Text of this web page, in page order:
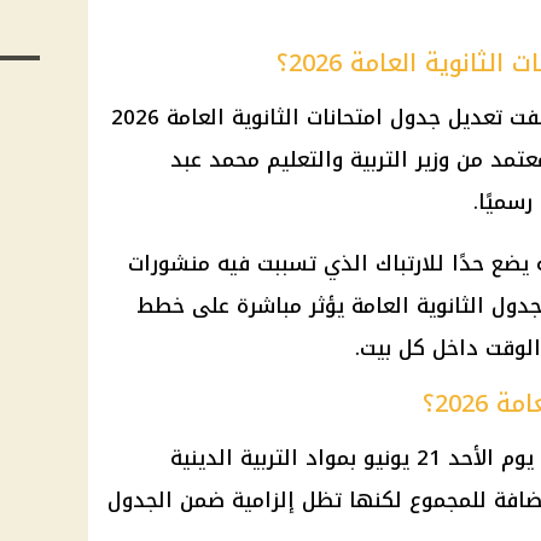
العامة 2026؟
تعديل جدول امتحانات الثانوية العامة 2026
من وزير التربية والتعليم محمد عبد
رسميًا.
حدًا للارتباك الذي تسببت فيه منشورات
الثانوية العامة يؤثر مباشرة على خطط
الوقت داخل كل بيت.
يوم الأحد 21 يونيو بمواد التربية الدينية
للمجموع لكنها تظل إلزامية ضمن الجدول